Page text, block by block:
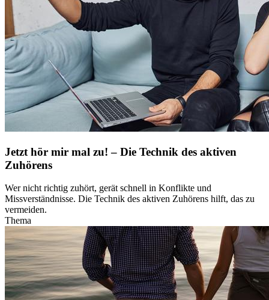
Jetzt hör mir mal zu! – Die Technik des aktiven
Zuhörens
Wer nicht richtig zuhört, gerät schnell in Konflikte und
Missverständnisse. Die Technik des aktiven Zuhörens hilft, das zu
vermeiden.
Thema